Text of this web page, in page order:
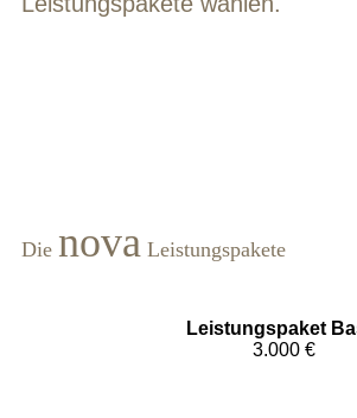
Die nova Leistungspakete
Leistungspaket
3.000 €